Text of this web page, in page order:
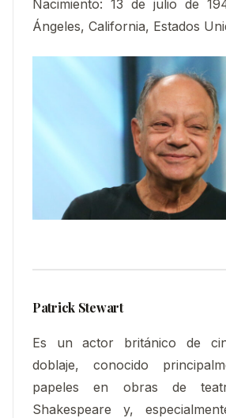
Nacimiento: 13 de julio de
Ángeles, California, Estados
Patrick Stewart
Es un actor británico de
doblaje, conocido
papeles en obras de
Shakespeare y,